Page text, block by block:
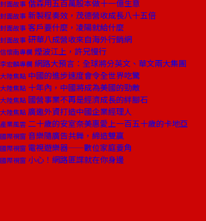
封面故事 偕森用五百萬股本做十一億生意
封面故事 新製程奏效，茂德營收成長八十五倍
封面故事 客戶要什麼，凌陽就給什麼
封面故事 研華八成營收來自海外行銷網
信懷南專欄 煙波江上，許兄慢行
李宏麟專欄 網路大預言：全球將分英文、華文兩大集團
大陸焦點 中國的進步速度會令全世界吃驚
大陸焦點 十年內，中國將成為美國的勁敵
大陸焦點 國營事業不再是經濟成長的絆腳石
大陸焦點 廣邀外資打造中國企業經理人
產業風雲 二十歲的安室奈美惠愛上一百五十歲的卡地亞
國際視窗 音樂隨廣告共舞，締造雙贏
國際視窗 電視遊樂器——數位家庭要角
國際視窗 小心！網路匪諜就在你身邊